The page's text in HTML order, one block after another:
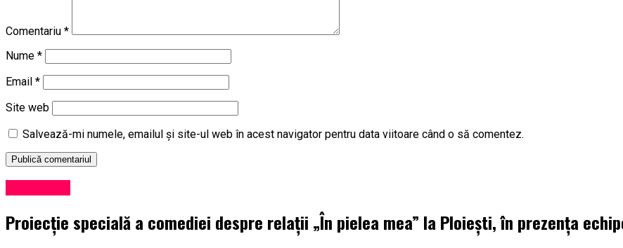
Comentariu *
Nume *
Email *
Site web
Salvează-mi numele, emailul și site-ul web în acest navigator pentru data viitoare când o să comentez.
Proiecție specială a comediei despre relații „În pielea mea” la Ploiești, în prezența